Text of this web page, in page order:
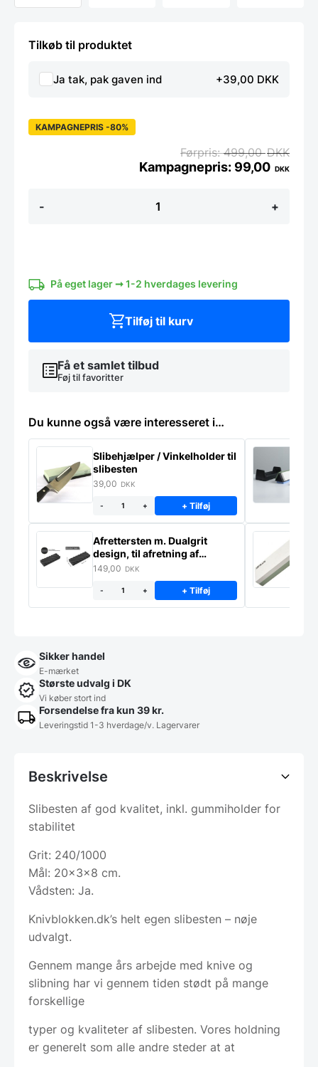
Tilkøb til produktet
Ja tak, pak gaven ind +39,00 DKK
-
Knivblokkens
egen
+
KAMPAGNEPRIS -80%
499,00DKK
99,00 DKK
På eget lager ➞ 1-2 hverdages levering
Få et samlet tilbud
Føj til favoritter
Tilføj til kurv
Du kunne også være interesseret i…
Slibehjælper / Vinkelholder til
slibesten
39,00 DKK
- + + Tilføj
Afrettersten m. Dualgrit
design, til afretning af
slibesten
149,00 DKK
- + + Tilføj
Sikker handel
E-mærket
Største udvalg i DK
Vi køber stort ind
Forsendelse fra kun 39 kr.
Leveringstid 1-3 hverdage/v. Lagervarer
Beskrivelse
Slibesten af god kvalitet, inkl. gummiholder for
stabilitet
Grit: 240/1000
Mål: 20x3x8 cm.
Vådsten: Ja.
Knivblokken.dk’s helt egen slibesten – nøje
udvalgt.
Gennem mange års arbejde med knive og
slibning har vi gennem tiden stødt på mange
forskellige
typer og kvaliteter af slibesten. Vores holdning
er generelt som alle andre steder at at